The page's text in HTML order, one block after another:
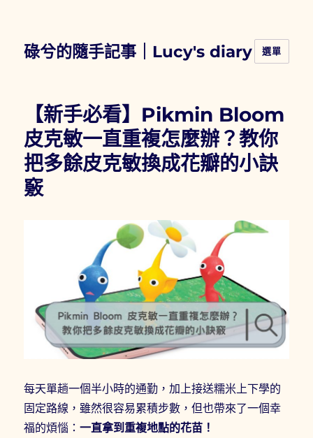
碌兮的隨手記事｜Lucy's diary 選單
【新手必看】Pikmin Bloom
皮克敏一直重複怎麼辦？教你
把多餘皮克敏換成花瓣的小訣
竅
每天單趟一個半小時的通勤，加上接送糯米上下學的
固定路線，雖然很容易累積步數，但也帶來了一個幸
福的煩惱：一直拿到重複地點的花苗！